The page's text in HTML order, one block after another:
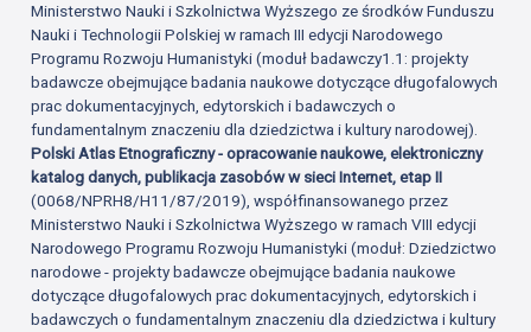
Ministerstwo Nauki i Szkolnictwa Wyższego ze środków Funduszu
Nauki i Technologii Polskiej w ramach III edycji Narodowego
Programu Rozwoju Humanistyki (moduł badawczy1.1: projekty
badawcze obejmujące badania naukowe dotyczące długofalowych
prac dokumentacyjnych, edytorskich i badawczych o
fundamentalnym znaczeniu dla dziedzictwa i kultury narodowej).
Polski Atlas Etnograficzny - opracowanie naukowe, elektroniczny
katalog danych, publikacja zasobów w sieci Internet, etap II
(0068/NPRH8/H11/87/2019), współfinansowanego przez
Ministerstwo Nauki i Szkolnictwa Wyższego w ramach VIII edycji
Narodowego Programu Rozwoju Humanistyki (moduł: Dziedzictwo
narodowe - projekty badawcze obejmujące badania naukowe
dotyczące długofalowych prac dokumentacyjnych, edytorskich i
badawczych o fundamentalnym znaczeniu dla dziedzictwa i kultury